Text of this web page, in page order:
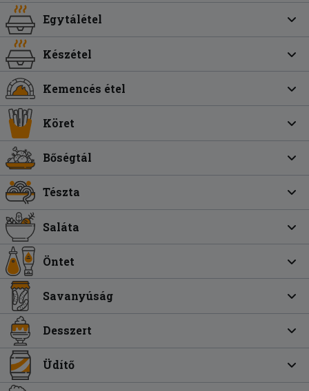
Egytálétel
Készétel
Kemencés étel
Köret
Bőségtál
Tészta
Saláta
Öntet
Savanyúság
Desszert
Üdítő